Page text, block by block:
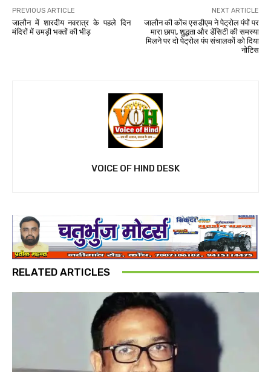
PREVIOUS ARTICLE
जालौन में शारदीय नवरात्र के पहले दिन
मंदिरों में उमड़ी भक्तों की भीड़
NEXT ARTICLE
जालौन की कोंच एसडीएम ने पेट्रोल पंपों पर
मारा छापा, शुद्धता और डेंसिटी की समस्या
मिलने पर दो पेट्रोल पंप संचालकों को दिया
नोटिस
VOICE OF HIND DESK
RELATED ARTICLES